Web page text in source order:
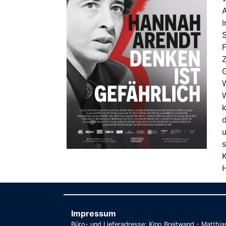
Impressum
Büro- und Lieferadresse: Kino Breitwand -